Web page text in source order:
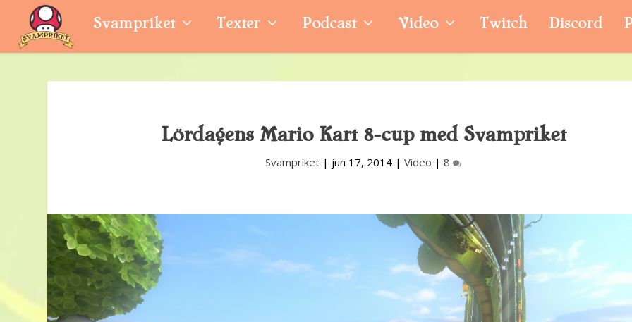
Svampriket Texter Podcast Video Twitch Discord
Lördagens Mario Kart 8-cup med Svampriket
Svampriket| jun 17, 2014| Video | 8